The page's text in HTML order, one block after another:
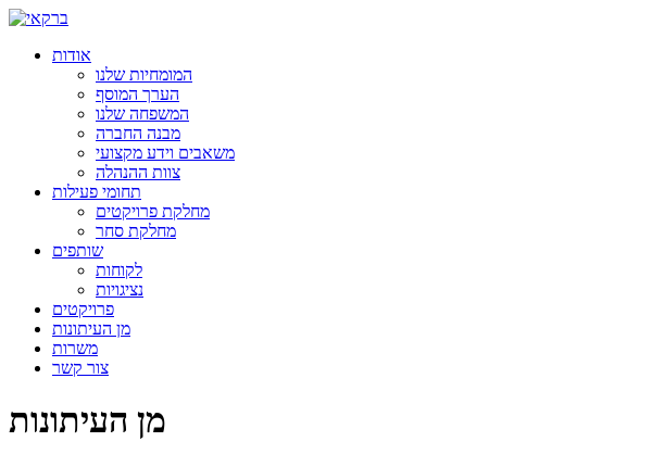
אודות
המומחיות שלנו
הערך המוסף
המשפחה שלנו
מבנה החברה
משאבים וידע מקצועי
צוות ההנהלה
תחומי פעילות
מחלקת פרויקטים
מחלקת סחר
שותפים
לקוחות
נציגויות
פרויקטים
מן העיתונות
משרות
צור קשר
מן העיתונות